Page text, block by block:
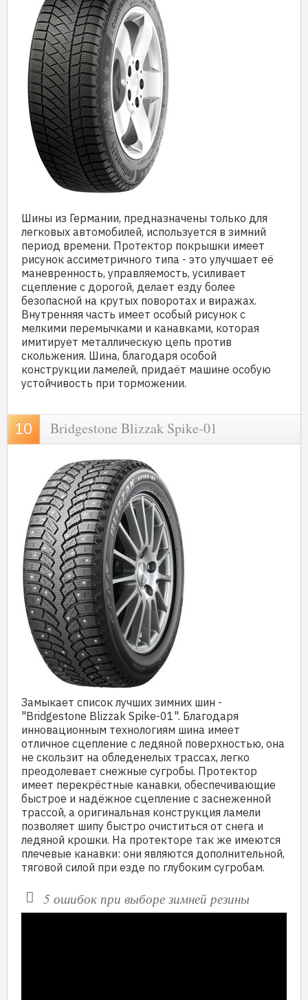
Шины из Германии, предназначены только для
легковых автомобилей, используется в зимний
период времени. Протектор покрышки имеет
рисунок ассиметричного типа - это улучшает её
маневренность, управляемость, усиливает
сцепление с дорогой, делает езду более
безопасной на крутых поворотах и виражах.
Внутренняя часть имеет особый рисунок с
мелкими перемычками и канавками, которая
имитирует металлическую цепь против
скольжения. Шина, благодаря особой
конструкции ламелей, придаёт машине особую
устойчивость при торможении.
Bridgestone Blizzak Spike-01
Замыкает список лучших зимних шин -
"Bridgestone Blizzak Spike-01". Благодаря
инновационным технологиям шина имеет
отличное сцепление с ледяной поверхностью, она
не скользит на обледенелых трассах, легко
преодолевает снежные сугробы. Протектор
имеет перекрёстные канавки, обеспечивающие
быстрое и надёжное сцепление с заснеженной
трассой, а оригинальная конструкция ламели
позволяет шипу быстро очиститься от снега и
ледяной крошки. На протекторе так же имеются
плечевые канавки: они являются дополнительной,
тяговой силой при езде по глубоким сугробам.
5 ошибок при выборе зимней резины